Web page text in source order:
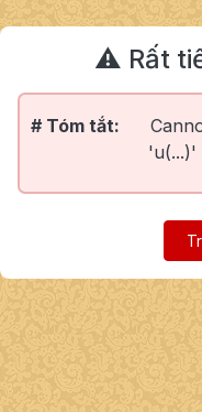
⚠️ Rất
# Tóm tắt:
'u(...)'